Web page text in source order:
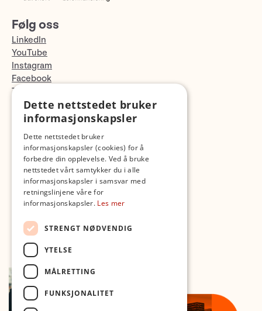
Følg oss
LinkedIn
YouTube
Instagram
Facebook
TikTok
Fotopodden
Dette nettstedet bruker
informasjonskapsler
Dette nettstedet bruker
informasjonskapsler (cookies) for å
forbedre din opplevelse. Ved å bruke
nettstedet vårt samtykker du i alle
informasjonskapsler i samsvar med
retningslinjene våre for
informasjonskapsler. Les mer
STRENGT NØDVENDIG
YTELSE
MÅLRETTING
FUNKSJONALITET